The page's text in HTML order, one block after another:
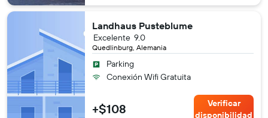
Landhaus Pusteblume
Quedlinburg, Alemania
9.0
Excelente
Parking
Conexión Wifi Gratuita
+$108
Verificar
disponibilidad